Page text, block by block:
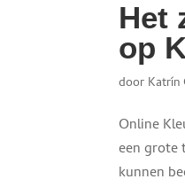
Het
op
door Katrín
Online
een grote
kunnen